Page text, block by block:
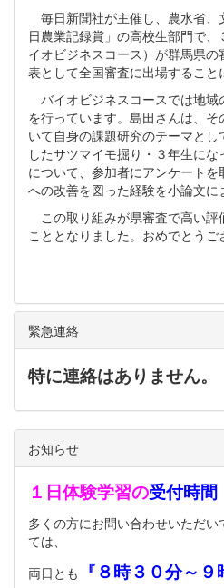
毎日新聞社が主催し、農水省、
日農業記録賞」の高校生部門で
イオビジネスコース）が群馬県
表として全国審査に出場すること
バイオビジネスコースでは地域
を行っています。島田さんは、
いて自身の課題研究のテーマと
したサツマイモ掘り・３年生に
について、参加者にアンケート
への改善を図った経験を小論文に
この取り組みが県審査で高い評
こととなりました。おめでとうご
緊急連絡
特に連絡はありません。
お知らせ
１日体験学習の受付時間
多くの方にお問い合わせいただ
ては、
両日とも
『８時３０分～９